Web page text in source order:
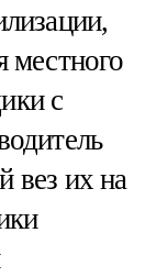
местного
с
вез их на